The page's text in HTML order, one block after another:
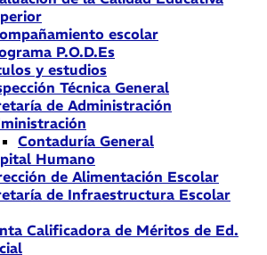
escolar
P.O.D.Es
y estudios
Técnica General
de Administración
Contaduría General
Humano
de Alimentación Escolar
de Infraestructura Escolar
Calificadora de Méritos de Ed.